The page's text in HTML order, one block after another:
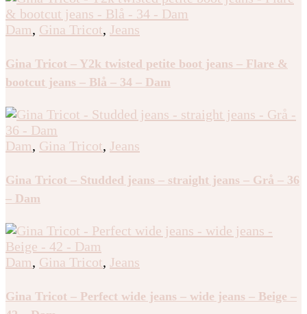
Dam, Gina Tricot, Jeans
Gina Tricot – Y2k twisted petite boot jeans – Flare &
bootcut jeans – Blå – 34 – Dam
Dam, Gina Tricot, Jeans
Gina Tricot – Studded jeans – straight jeans – Grå – 36
– Dam
Dam, Gina Tricot, Jeans
Gina Tricot – Perfect wide jeans – wide jeans – Beige –